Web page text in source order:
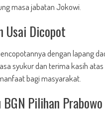
masa jabatan Jokowi.
Usai Dicopot
dengan lapang
syukur dan terima kasih
bagi masyarakat.
Pilihan Prabowo